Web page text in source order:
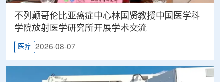
不列颠哥伦比亚癌症中心林国贤教授中国医学科
学院放射医学研究所开展学术交流
医疗 2026-08-07